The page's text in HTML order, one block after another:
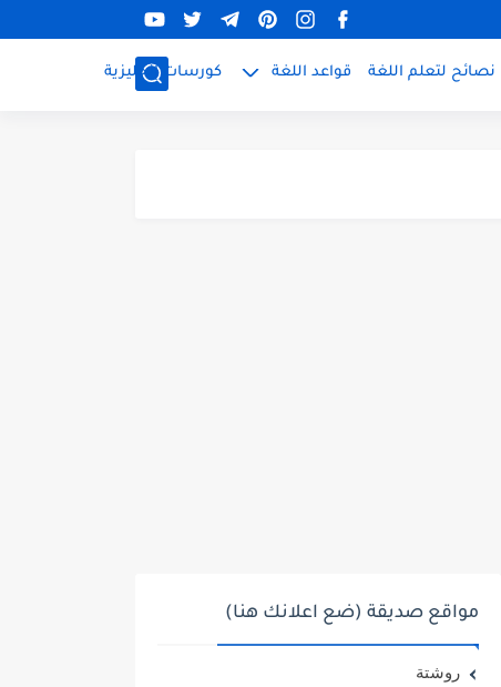
نصائح لتعلم اللغة قواعد اللغة كورسات إنجليزية
مواقع صديقة (ضع اعلانك هنا)
روشتة